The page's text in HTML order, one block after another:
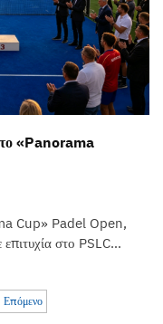
«Panorama
Cup» Padel Open,
στο PSLC
Επόμενο